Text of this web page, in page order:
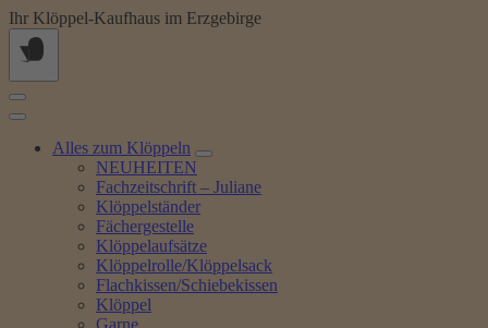
Springe
zum
Inhalt
Ihr Klöppel-Kaufhaus im Erzgebirge
Alles zum Klöppeln
NEUHEITEN
Fachzeitschrift – Juliane
Klöppelständer
Fächergestelle
Klöppelaufsätze
Klöppelrolle/Klöppelsack
Flachkissen/Schiebekissen
Klöppel
Garne